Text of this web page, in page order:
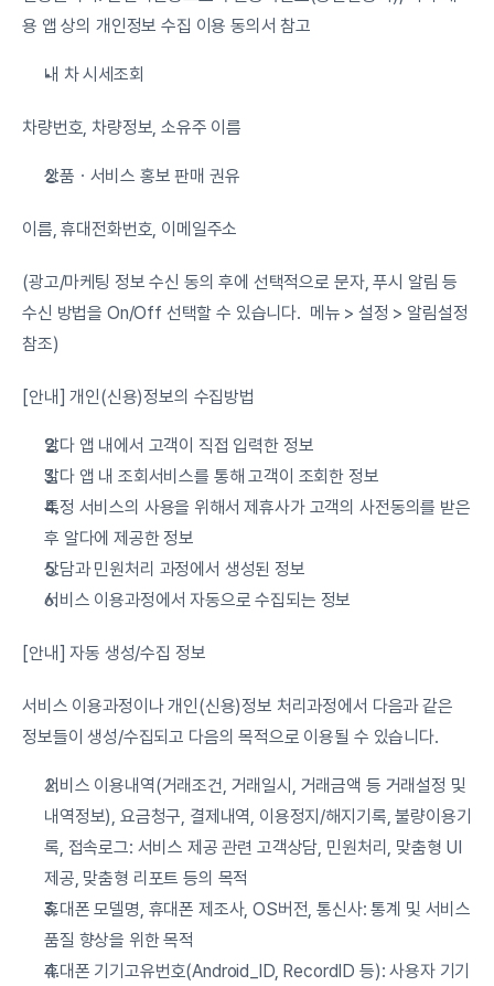
용 앱 상의 개인정보 수집 이용 동의서 참고
내 차 시세조회
차량번호, 차량정보, 소유주 이름
상품ㆍ서비스 홍보 판매 권유
이름, 휴대전화번호, 이메일주소
(광고/마케팅 정보 수신 동의 후에 선택적으로 문자, 푸시 알림 등
수신 방법을 On/Off 선택할 수 있습니다.  메뉴 > 설정 > 알림설정
참조)
[안내] 개인(신용)정보의 수집방법
알다 앱 내에서 고객이 직접 입력한 정보
알다 앱 내 조회서비스를 통해 고객이 조회한 정보
특정 서비스의 사용을 위해서 제휴사가 고객의 사전동의를 받은
후 알다에 제공한 정보
상담과 민원처리 과정에서 생성된 정보
서비스 이용과정에서 자동으로 수집되는 정보
[안내] 자동 생성/수집 정보
서비스 이용과정이나 개인(신용)정보 처리과정에서 다음과 같은
정보들이 생성/수집되고 다음의 목적으로 이용될 수 있습니다.
서비스 이용내역(거래조건, 거래일시, 거래금액 등 거래설정 및
내역정보), 요금청구, 결제내역, 이용정지/해지기록, 불량이용기
록, 접속로그: 서비스 제공 관련 고객상담, 민원처리, 맞춤형 UI
제공, 맞춤형 리포트 등의 목적
휴대폰 모델명, 휴대폰 제조사, OS버전, 통신사: 통계 및 서비스
품질 향상을 위한 목적
휴대폰 기기고유번호(Android_ID, RecordID 등): 사용자 기기